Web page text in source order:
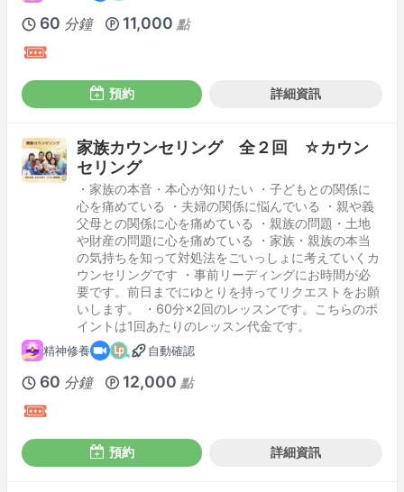
60 分鐘 11,000 點
預約 詳細資訊
家族カウンセリング 全２回 ☆カウン
セリング
・家族の本音・本心が知りたい ・子どもとの関係に
心を痛めている ・夫婦の関係に悩んでいる ・親や義
父母との関係に心を痛めている ・親族の問題・土地
や財産の問題に心を痛めている ・家族・親族の本当
の気持ちを知って対処法をごいっしょに考えていくカ
ウンセリングです ・事前リーディングにお時間が必
要です。前日までにゆとりを持ってリクエストをお願
いします。 ・60分×2回のレッスンです。こちらのポ
イントは1回あたりのレッスン代金です。
精神修養 自動確認
60 分鐘 12,000 點
預約 詳細資訊